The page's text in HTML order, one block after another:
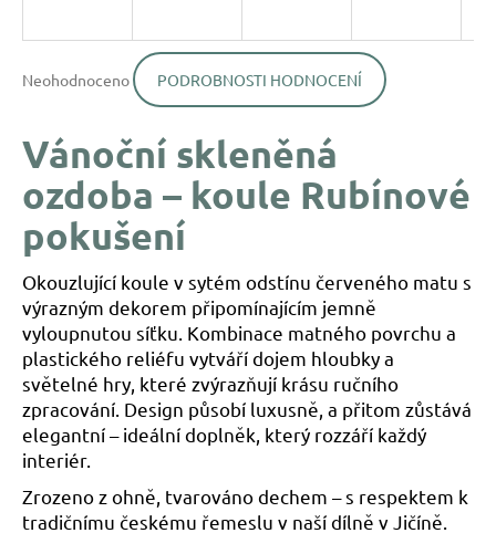
hodnocení
0,0
5
hvězdiček.
Neohodnoceno PODROBNOSTI HODNOCENÍ
Vánoční skleněná
ozdoba – koule Rubínové
pokušení
Okouzlující koule v sytém odstínu červeného matu s
výrazným dekorem připomínajícím jemně
vyloupnutou síťku. Kombinace matného povrchu a
plastického reliéfu vytváří dojem hloubky a
světelné hry, které zvýrazňují krásu ručního
zpracování. Design působí luxusně, a přitom zůstává
elegantní – ideální doplněk, který rozzáří každý
interiér.
Zrozeno z ohně, tvarováno dechem – s respektem k
tradičnímu českému řemeslu v naší dílně v Jičíně.
í
?
D
o
p
o
r
u
č
u